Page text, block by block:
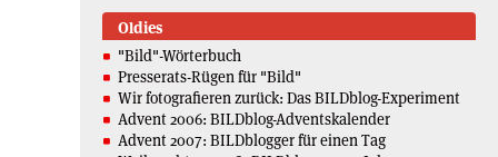
Oldies
"Bild"-Wörterbuch
Presserats-Rügen für "Bild"
Wir fotografieren zurück: Das BILDblog-Experiment
Advent 2006: BILDblog-Adventskalender
Advent 2007: BILDblogger für einen Tag